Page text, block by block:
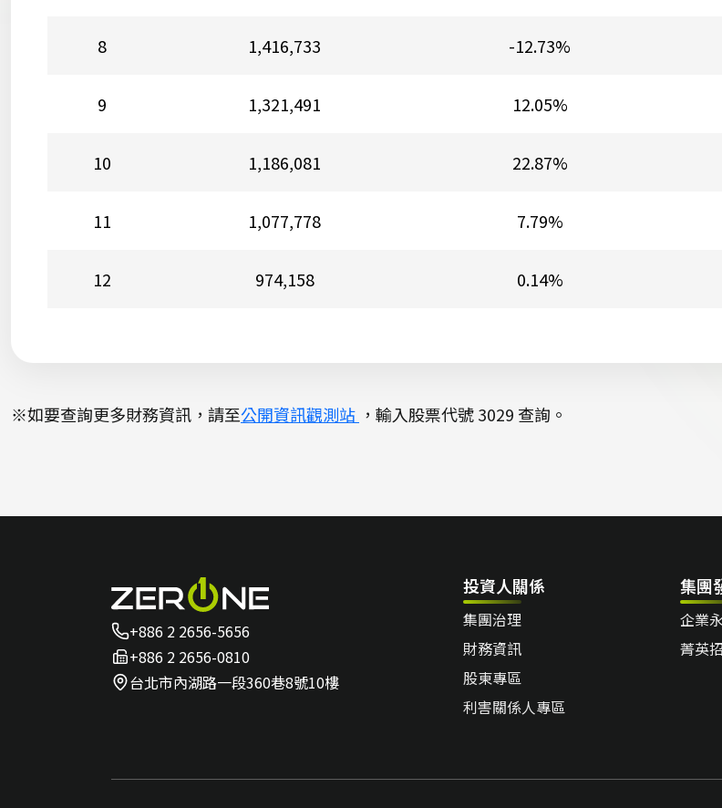
8 1,416,733 -12.73%
9 1,321,491 12.05%
10 1,186,081 22.87%
11 1,077,778 7.79%
12 974,158 0.14%
※如要查詢更多財務資訊，請至公開資訊觀測站 ，輸入股票代號 3029 查詢。
+886 2 2656-5656
+886 2 2656-0810
台北市內湖路一段360巷8號10樓
投資人關係
集團治理
財務資訊
股東專區
利害關係人專區
集團
企業
菁英